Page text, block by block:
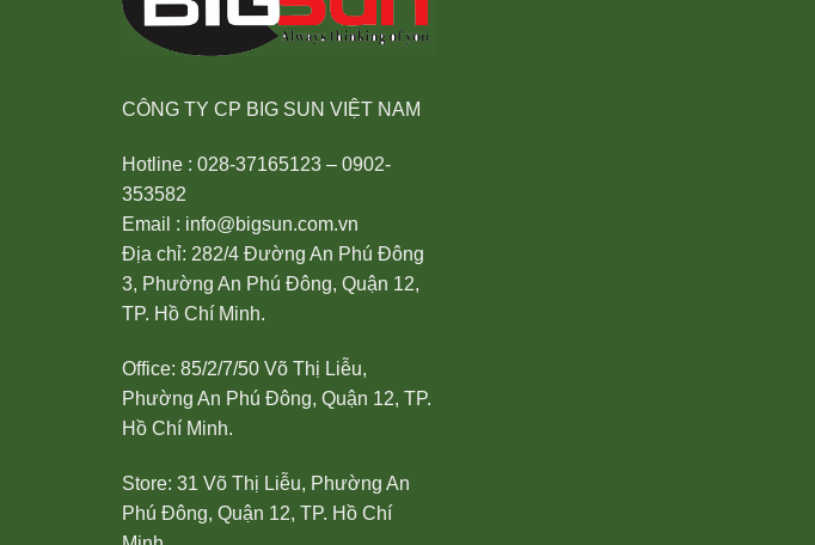
CÔNG TY CP BIG SUN VIỆT NAM
Hotline : 028-37165123 – 0902-
353582
Email : info@bigsun.com.vn
Địa chỉ: 282/4 Đường An Phú Đông
3, Phường An Phú Đông, Quận 12,
TP. Hồ Chí Minh.
Office: 85/2/7/50 Võ Thị Liễu,
Phường An Phú Đông, Quận 12, TP.
Hồ Chí Minh.
Store: 31 Võ Thị Liễu, Phường An
Phú Đông, Quận 12, TP. Hồ Chí